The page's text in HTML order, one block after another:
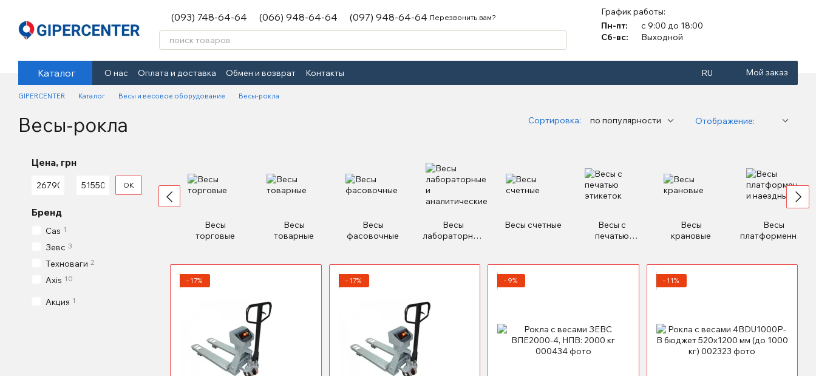
(093) 748-64-64 (066) 948-64-64 (097) 948-64-64 Перезвонить вам?
График работы:
Пн-пт:
с 9:00 до 18:00
Сб-вс:
Выходной
Каталог О нас Оплата и доставка Обмен и возврат Контакты RU Мой заказ
GIPERCENTER Каталог Весы и весовое оборудование Весы-рокла
Весы-рокла Сортировка: по популярности Отображение:
Весы
торговые
Весы
товарные
Весы
фасовочные
Весы
лабораторные
Весы счетные
Весы с
печатью
Весы
крановые
Весы
платформенные
−17% −17% −9% −11%
Цена, грн
От Цена, грн
До Цена, грн OK
Бренд
Cas 1
Зевс 3
Техноваги 2
Axis 10
Акция 1